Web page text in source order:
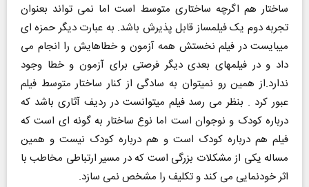
ساختار هم اگرچه ساختاری متوسط است اما نمی تواند بعنوان
تجربه دوم یک فیلمساز قابل پذیرش باشد. به عبارت دیگر حمزه ای
میبایست در فیلم نخستش همه آزمون و خطاهایش را انجام می
داد و در فیلمهای بعدی دیگر فرصتی برای آزمون و خطا وجود
ندارد.از همین رو نمیتوان به سادگی از کنار ساختار متوسط فیلم
عبور کرد . بنظر می رسد فیلم میتوانست در ردیف آثاری باشد که
درباره کودک و نوجوان است اما نوع ساختار به گونه ای است که
فیلم هم درباره کودک است و هم درباره کودک نیست و همین
مساله یکی از مشکلات بزرگی است که در مسیر ارتباطی مخاطب با
اثر خودنمایی می کند و تکلیف را مشخص نمی سازد.